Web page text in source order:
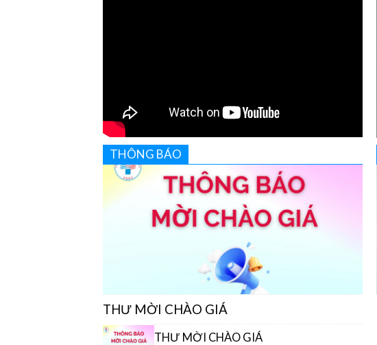
THÔNG BÁO
THƯ MỜI CHÀO GIÁ
THƯ MỜI CHÀO GIÁ